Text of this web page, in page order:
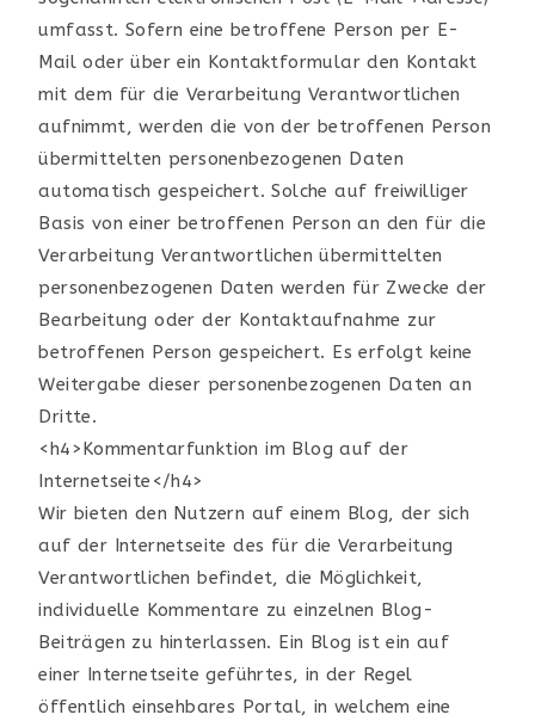
umfasst. Sofern eine betroffene Person per E-
Mail oder über ein Kontaktformular den Kontakt
mit dem für die Verarbeitung Verantwortlichen
aufnimmt, werden die von der betroffenen Person
übermittelten personenbezogenen Daten
automatisch gespeichert. Solche auf freiwilliger
Basis von einer betroffenen Person an den für die
Verarbeitung Verantwortlichen übermittelten
personenbezogenen Daten werden für Zwecke der
Bearbeitung oder der Kontaktaufnahme zur
betroffenen Person gespeichert. Es erfolgt keine
Weitergabe dieser personenbezogenen Daten an
Dritte.
<h4>Kommentarfunktion im Blog auf der
Internetseite</h4>
Wir bieten den Nutzern auf einem Blog, der sich
auf der Internetseite des für die Verarbeitung
Verantwortlichen befindet, die Möglichkeit,
individuelle Kommentare zu einzelnen Blog-
Beiträgen zu hinterlassen. Ein Blog ist ein auf
einer Internetseite geführtes, in der Regel
öffentlich einsehbares Portal, in welchem eine